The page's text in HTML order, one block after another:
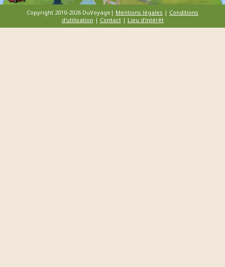
Copyright 2010-2026 DuVoyage| Mentions légales | Conditions
d'utilisation | Contact| Lieu d'intérêt